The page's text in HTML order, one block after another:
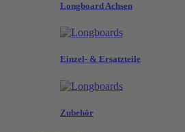
Longboard Achsen
Einzel- & Ersatzteile
Zubehör